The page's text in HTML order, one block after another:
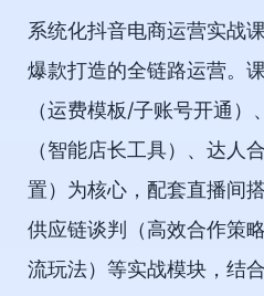
系统化抖音电商运营实战
爆款打造的全链路运营。
（运费模板/子账号开通
（智能店长工具）、达人
置）为核心，配套直播间
供应链谈判（高效合作策
流玩法）等实战模块，结